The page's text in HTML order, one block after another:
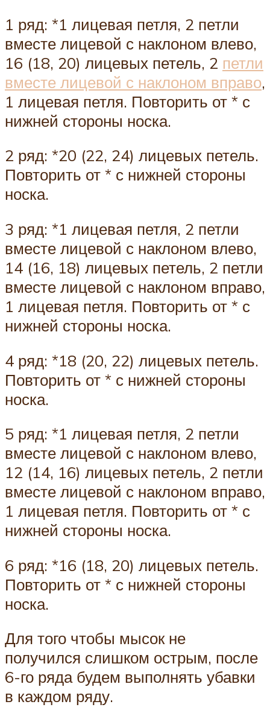
1 ряд: *1 лицевая петля, 2 петли
вместе лицевой с наклоном влево,
16 (18, 20) лицевых петель, 2 петли
вместе лицевой с наклоном вправо,
1 лицевая петля. Повторить от * с
нижней стороны носка.
2 ряд: *20 (22, 24) лицевых петель.
Повторить от * с нижней стороны
носка.
3 ряд: *1 лицевая петля, 2 петли
вместе лицевой с наклоном влево,
14 (16, 18) лицевых петель, 2 петли
вместе лицевой с наклоном вправо,
1 лицевая петля. Повторить от * с
нижней стороны носка.
4 ряд: *18 (20, 22) лицевых петель.
Повторить от * с нижней стороны
носка.
5 ряд: *1 лицевая петля, 2 петли
вместе лицевой с наклоном влево,
12 (14, 16) лицевых петель, 2 петли
вместе лицевой с наклоном вправо,
1 лицевая петля. Повторить от * с
нижней стороны носка.
6 ряд: *16 (18, 20) лицевых петель.
Повторить от * с нижней стороны
носка.
Для того чтобы мысок не
получился слишком острым, после
6-го ряда будем выполнять убавки
в каждом ряду.